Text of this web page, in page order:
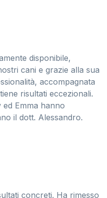
disponibile,
cani e grazie alla sua
accompagnata
risultati eccezionali.
ed Emma hanno
il dott. Alessandro.
concreti. Ha rimesso